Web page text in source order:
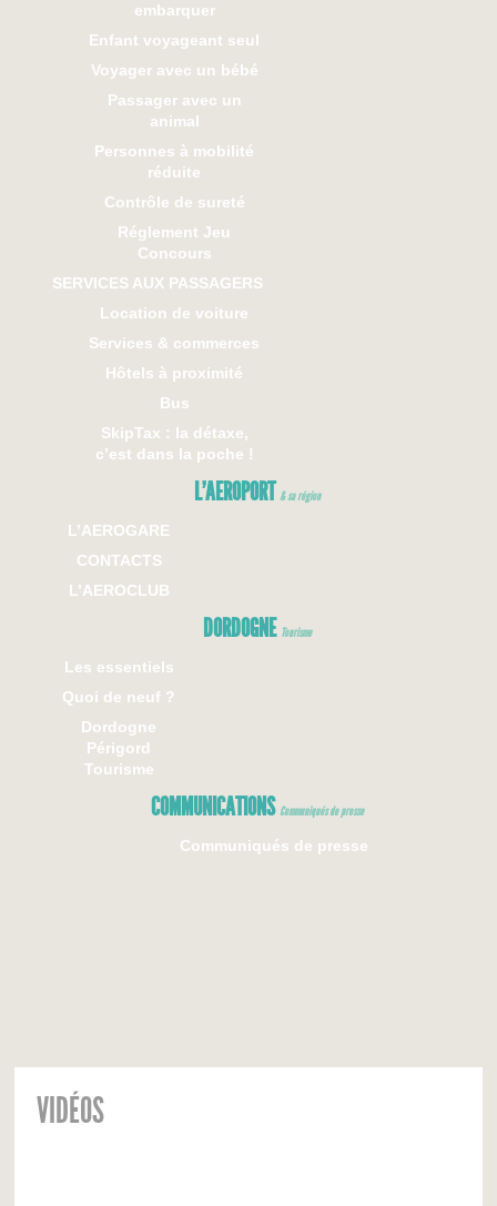
embarquer
Enfant voyageant seul
Voyager avec un bébé
Passager avec un
animal
Personnes à mobilité
réduite
Contrôle de sureté
Réglement Jeu
Concours
SERVICES AUX PASSAGERS
Location de voiture
Services & commerces
Hôtels à proximité
Bus
SkipTax : la détaxe,
c’est dans la poche !
L’AEROPORT& sa région
L’AEROGARE
CONTACTS
L’AEROCLUB
DORDOGNE Tourisme
Les essentiels
Quoi de neuf ?
Dordogne
Périgord
Tourisme
COMMUNICATIONS Communiqués de presse
Communiqués de presse
VIDÉOS